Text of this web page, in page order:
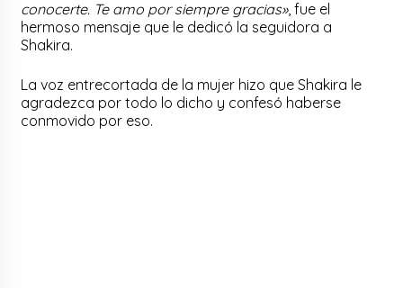
conocerte. Te amo por siempre gracias», fue el
hermoso mensaje que le dedicó la seguidora a
Shakira.
La voz entrecortada de la mujer hizo que Shakira le
agradezca por todo lo dicho y confesó haberse
conmovido por eso.